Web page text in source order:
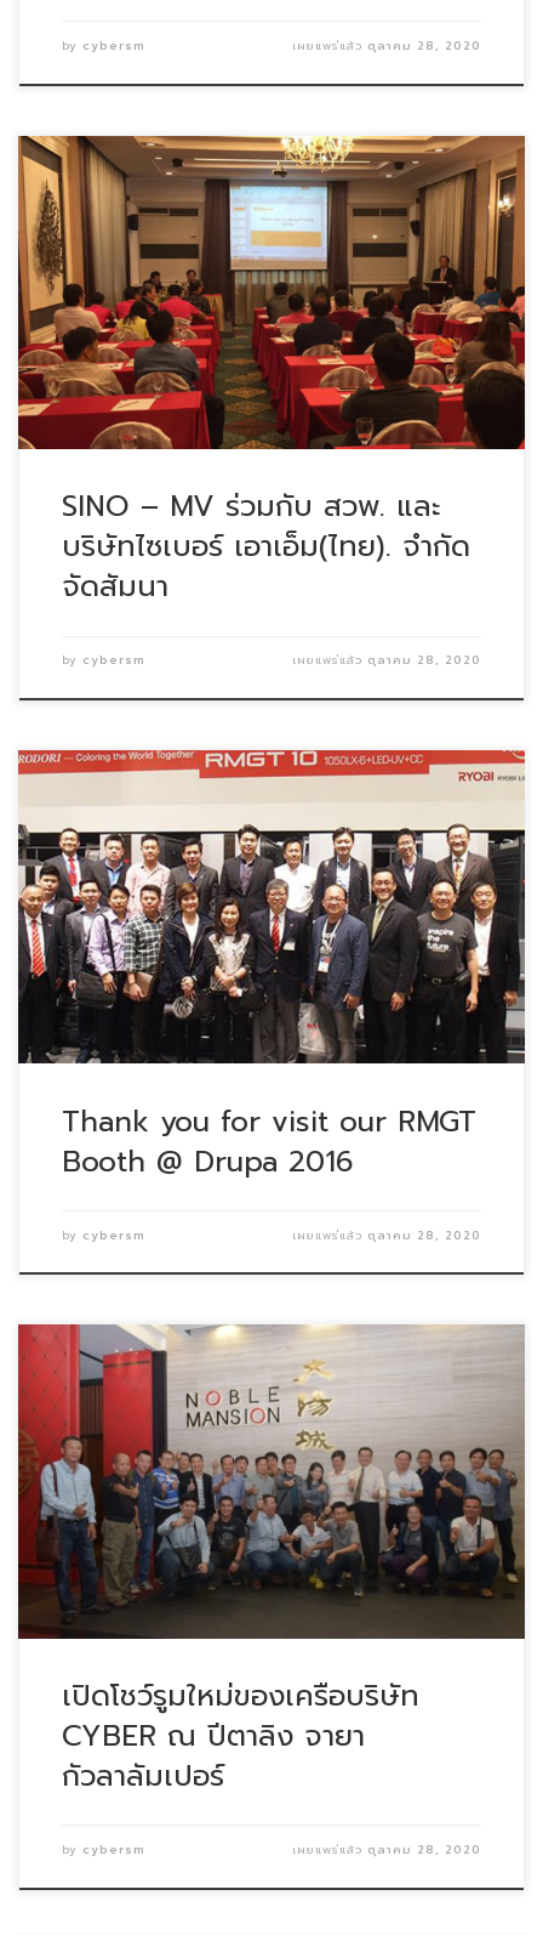
by cybersm เผยแพร่แล้ว ตุลาคม 28, 2020
SINO – MV ร่วมกับ สวพ. และ บริษัทไซเบอร์ เอา […]
SINO – MV ร่วมกับ สวพ. และ
บริษัทไซเบอร์ เอาเอ็ม(ไทย). จำกัด
จัดสัมนา
by cybersm เผยแพร่แล้ว ตุลาคม 28, 2020
Thank you for visit our RMGT
Booth @ Drupa 2016
by cybersm เผยแพร่แล้ว ตุลาคม 28, 2020
ในวันที่ 20-21 เมษายน พ.ศ. 2560 บริษัท CYBER SM (T […]
เปิดโชว์รูมใหม่ของเครือบริษัท
CYBER ณ ปีตาลิง จายา
กัวลาลัมเปอร์
by cybersm เผยแพร่แล้ว ตุลาคม 28, 2020